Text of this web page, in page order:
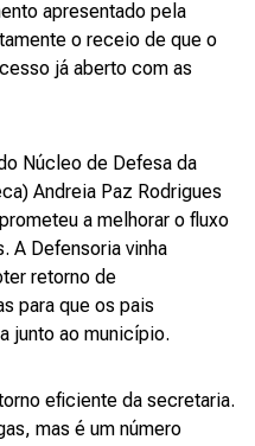
apresentado pela
o receio de que o
já aberto com as
Núcleo de Defesa da
Andreia Paz Rodrigues
a melhorar o fluxo
A Defensoria vinha
retorno de
para que os pais
junto ao município.
eficiente da secretaria.
mas é um número